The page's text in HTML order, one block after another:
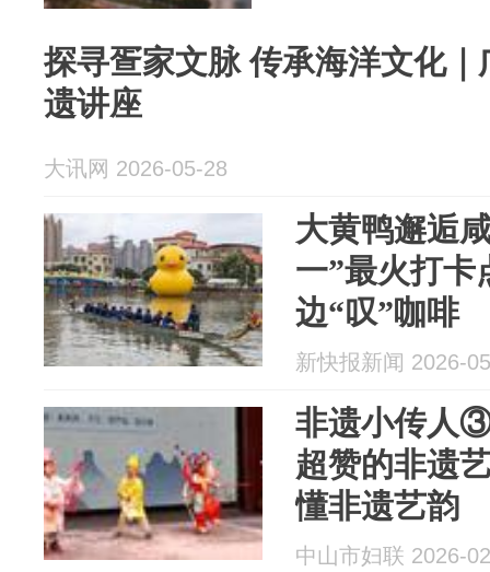
探寻疍家文脉 传承海洋文化
遗讲座
大讯网 2026-05-28
大黄鸭邂逅
一”最火打
边“叹”咖啡
新快报新闻 2026-
非遗小传人
超赞的非遗
懂非遗艺韵
中山市妇联 2026-